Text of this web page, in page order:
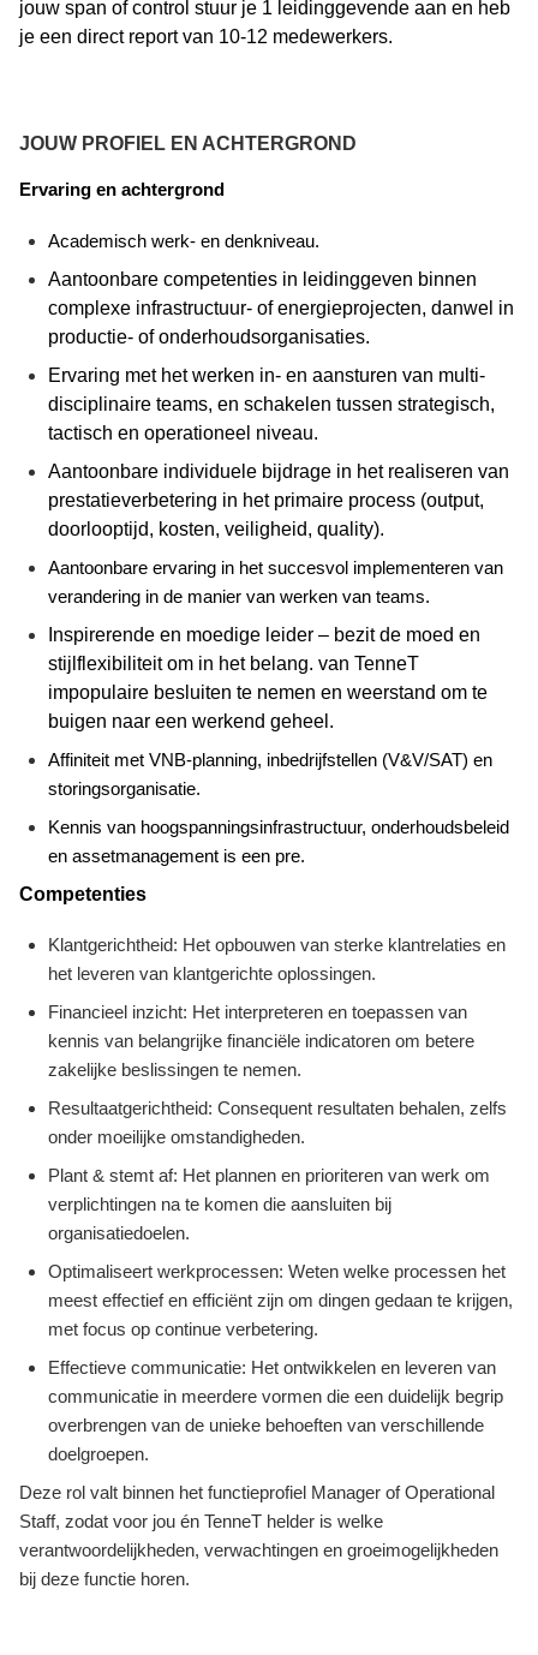
jouw span of control stuur je 1 leidinggevende aan en heb
je een direct report van 10-12 medewerkers.
JOUW PROFIEL EN ACHTERGROND
Ervaring en achtergrond
Academisch werk- en denkniveau.
Aantoonbare competenties in leidinggeven binnen
complexe infrastructuur- of energieprojecten, danwel in
productie- of onderhoudsorganisaties.
Ervaring met het werken in- en aansturen van multi-
disciplinaire teams, en schakelen tussen strategisch,
tactisch en operationeel niveau.
Aantoonbare individuele bijdrage in het realiseren van
prestatieverbetering in het primaire process (output,
doorlooptijd, kosten, veiligheid, quality).
Aantoonbare ervaring in het succesvol implementeren van
verandering in de manier van werken van teams.
Inspirerende en moedige leider – bezit de moed en
stijlflexibiliteit om in het belang. van TenneT
impopulaire besluiten te nemen en weerstand om te
buigen naar een werkend geheel.
Affiniteit met VNB‑planning, inbedrijfstellen (V&V/SAT) en
storingsorganisatie.
Kennis van hoogspanningsinfrastructuur, onderhoudsbeleid
en assetmanagement is een pre.
Competenties
Klantgerichtheid: Het opbouwen van sterke klantrelaties en
het leveren van klantgerichte oplossingen.
Financieel inzicht: Het interpreteren en toepassen van
kennis van belangrijke financiële indicatoren om betere
zakelijke beslissingen te nemen.
Resultaatgerichtheid: Consequent resultaten behalen, zelfs
onder moeilijke omstandigheden.
Plant & stemt af: Het plannen en prioriteren van werk om
verplichtingen na te komen die aansluiten bij
organisatiedoelen.
Optimaliseert werkprocessen: Weten welke processen het
meest effectief en efficiënt zijn om dingen gedaan te krijgen,
met focus op continue verbetering.
Effectieve communicatie: Het ontwikkelen en leveren van
communicatie in meerdere vormen die een duidelijk begrip
overbrengen van de unieke behoeften van verschillende
doelgroepen.
Deze rol valt binnen het functieprofiel Manager of Operational
Staff, zodat voor jou én TenneT helder is welke
verantwoordelijkheden, verwachtingen en groeimogelijkheden
bij deze functie horen.